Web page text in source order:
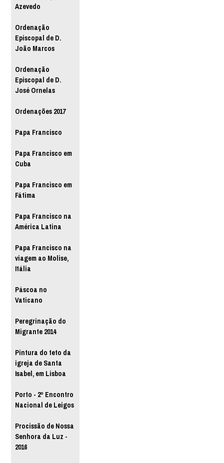
Azevedo
Ordenação
Episcopal de D.
João Marcos
Ordenação
Episcopal de D.
José Ornelas
Ordenações 2017
Papa Francisco
Papa Francisco em
Cuba
Papa Francisco em
Fátima
Papa Francisco na
América Latina
Papa Francisco na
viagem ao Molise,
Itália
Páscoa no
Vaticano
Peregrinação do
Migrante 2014
Pintura do teto da
igreja de Santa
Isabel, em Lisboa
Porto - 2º Encontro
Nacional de Leigos
Procissão de Nossa
Senhora da Luz -
2016